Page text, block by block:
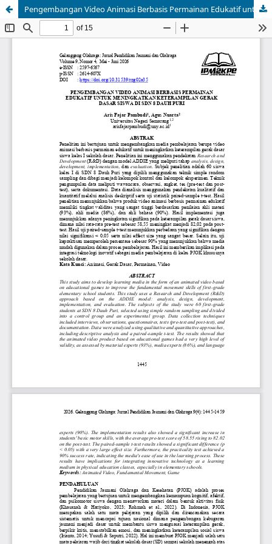
Pengembangan Video Animasi Berbasis Permainan Edukatif untuk Meningkatkan Keterampilan Gerak Dasar Siswa di SDN 8 Dauh Puri